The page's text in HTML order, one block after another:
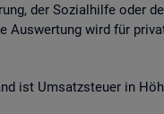
der So­zi­al­hil­fe oder
Aus­wer­tung wird für
ist Um­satz­steu­er in